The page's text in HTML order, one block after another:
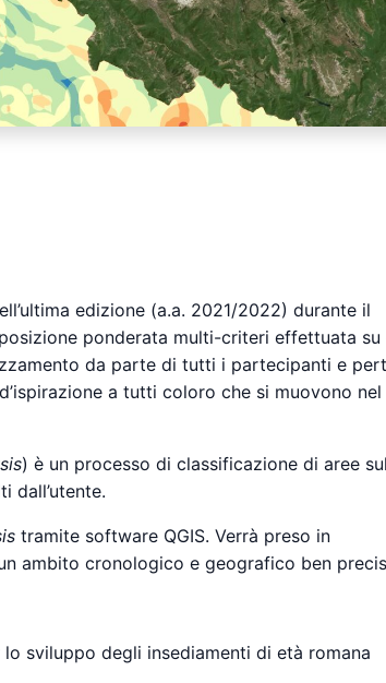
edizione (a.a. 2021/2022) durante il
ponderata multi-criteri effettuata su
da parte di tutti i partecipanti e
a tutti coloro che si muovono nel
) è un processo di classificazione di aree
dall’utente.
tramite software QGIS. Verrà preso in
ambito cronologico e geografico ben
sviluppo degli insediamenti di età romana